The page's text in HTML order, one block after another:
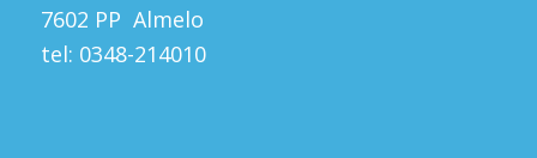
7602 PP Almelo
tel: 0348-214010